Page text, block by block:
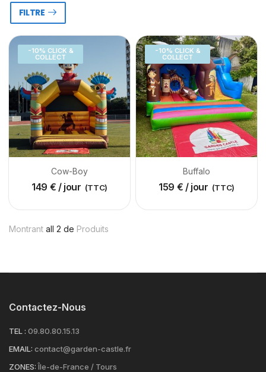
FILTRE
-10% CLICK &
COLLECT
Cow-Boy
149 € / jour (TTC)
-10% CLICK &
COLLECT
Buffalo
159 € / jour (TTC)
Montrant all 2 de Produits
Contactez-Nous
TEL : 09.80.80.15.13
EMAIL: contact@garden-castle.fr
ZONES: Île-de-France / Tours